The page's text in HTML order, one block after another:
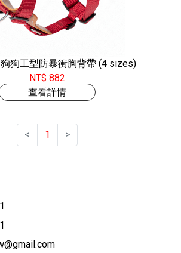
狗工型防暴衝胸背帶 (4 sizes)
NT$ 882
查看詳情
< 1 >